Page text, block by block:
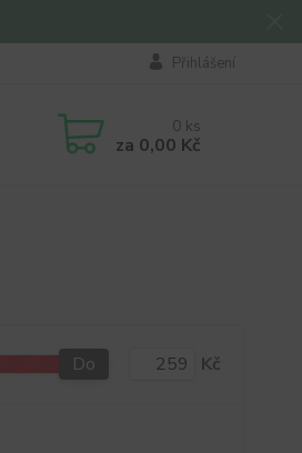
Přihlášení
0 ks
za 0,00 Kč
Do Kč